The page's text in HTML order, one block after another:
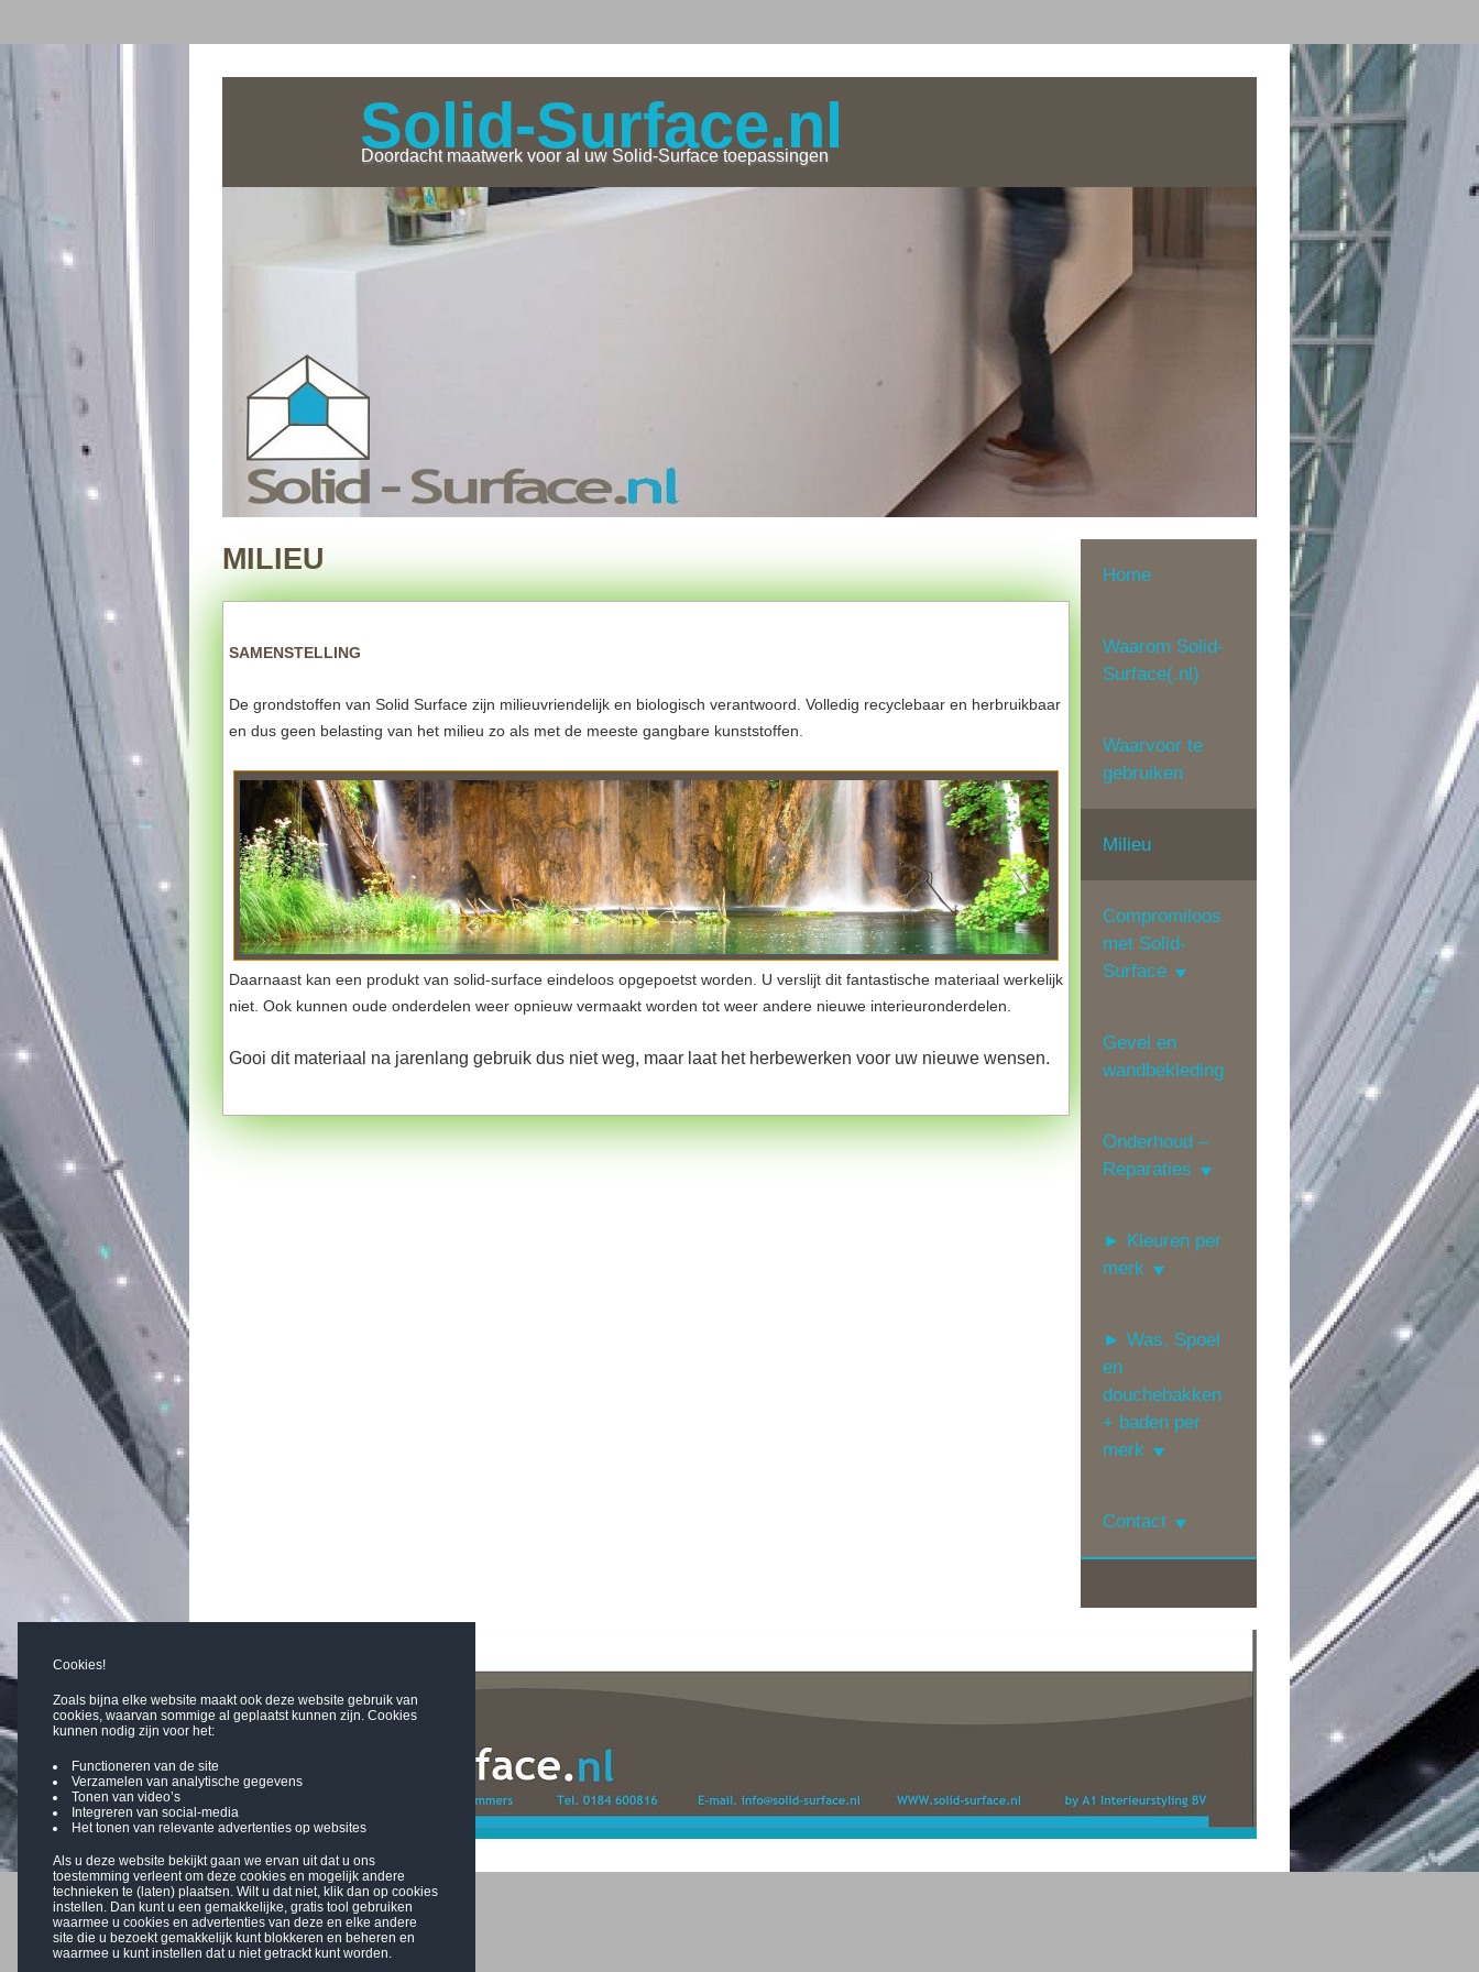
Cookies!
Zoals bijna elke website maakt ook deze website gebruik van
cookies, waarvan sommige al geplaatst kunnen zijn. Cookies
kunnen nodig zijn voor het:
Functioneren van de site
Verzamelen van analytische gegevens
Tonen van video’s
Integreren van social-media
Het tonen van relevante advertenties op websites
Als u deze website bekijkt gaan we ervan uit dat u ons
toestemming verleent om deze cookies en mogelijk andere
technieken te (laten) plaatsen. Wilt u dat niet, klik dan op cookies
instellen. Dan kunt u een gemakkelijke, gratis tool gebruiken
waarmee u cookies en advertenties van deze en elke andere
site die u bezoekt gemakkelijk kunt blokkeren en beheren en
waarmee u kunt instellen dat u niet getrackt kunt worden.
MILIEU
SAMENSTELLING
De grondstoffen van Solid Surface zijn milieuvriendelijk en biologisch verantwoord. Volledig recyclebaar en herbruikbaar
en dus geen belasting van het milieu zo als met de meeste gangbare kunststoffen.
Daarnaast kan een produkt van solid-surface eindeloos opgepoetst worden. U verslijt dit fantastische materiaal werkelijk
niet. Ook kunnen oude onderdelen weer opnieuw vermaakt worden tot weer andere nieuwe interieuronderdelen.
Gooi dit materiaal na jarenlang gebruik dus niet weg, maar laat het herbewerken voor uw nieuwe wensen.
Home
Waarom Solid-
Surface(.nl)
Waarvoor te
gebruiken
Milieu
Compromiloos
met Solid-
Surface
Gevel en
wandbekleding
Onderhoud –
Reparaties
► Kleuren per
merk
► Was, Spoel
en
douchebakken
+ baden per
merk
Contact
Solid-Surface.nl
Doordacht maatwerk voor al uw Solid-Surface toepassingen